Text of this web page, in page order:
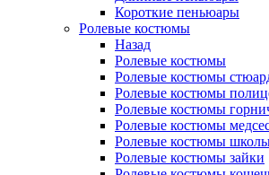
Короткие пеньюары
Ролевые костюмы
Назад
Ролевые костюмы
Ролевые костюмы
Ролевые костюмы
Ролевые костюмы
Ролевые костюмы
Ролевые костюмы
Ролевые костюмы зайки